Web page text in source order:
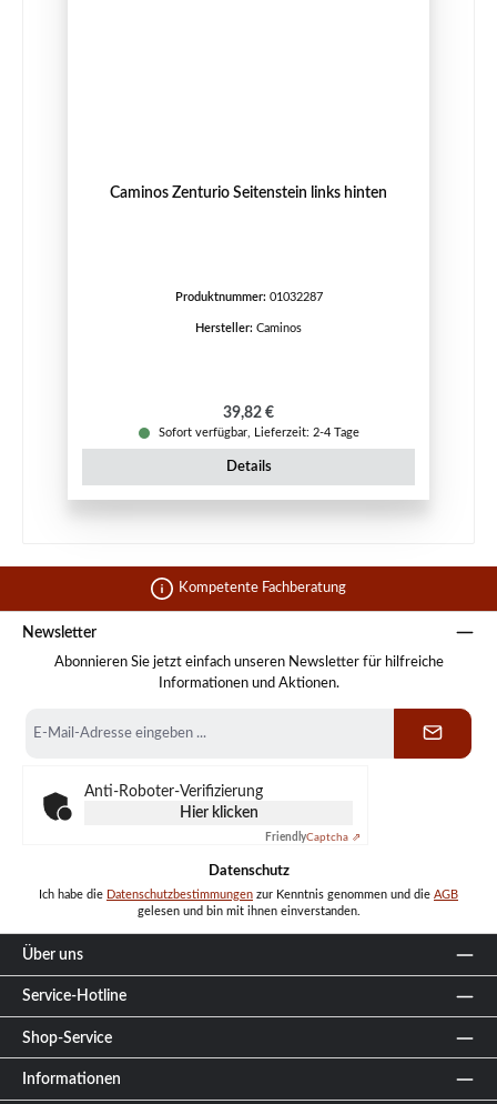
Caminos Zenturio Seitenstein links hinten
Produktnummer: 01032287
Hersteller: Caminos
Regulärer Preis:
39,82 €
Sofort verfügbar, Lieferzeit: 2-4 Tage
Details
Kompetente Fachberatung
Newsletter
Abonnieren Sie jetzt einfach unseren Newsletter für hilfreiche
Informationen und Aktionen.
Mail-
Anti-Roboter-Verifizierung
Hier klicken
FriendlyCaptcha ⇗
Datenschutz
Ich habe die Datenschutzbestimmungen zur Kenntnis genommen und die AGB
gelesen und bin mit ihnen einverstanden.
Über uns
Service-Hotline
Shop-Service
Informationen